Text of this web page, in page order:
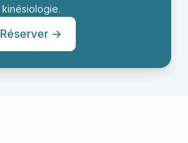
kinésiologie.
Réserver →